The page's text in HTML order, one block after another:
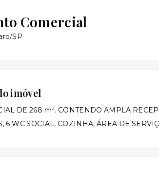
Comercial
SP
imóvel
DE 268 m². CONTENDO AMPLA
6 WC SOCIAL, COZINHA, ÁREA DE